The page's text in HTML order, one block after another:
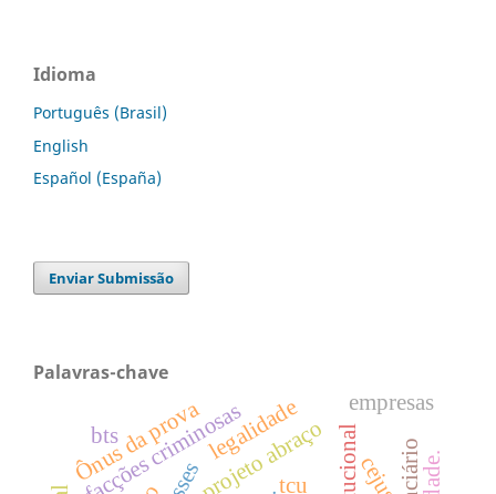
Idioma
Português (Brasil)
English
Español (España)
Enviar Submissão
Palavras-chave
projeto abraço
facções criminosas
Ônus da prova
bts legalidade empresas
tcu